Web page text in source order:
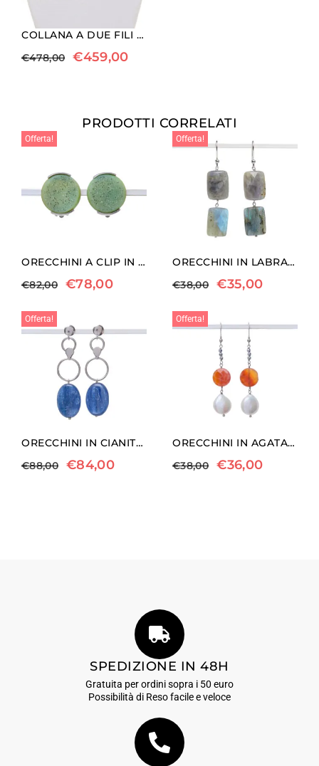
COLLANA A DUE FILI IN AMAZZONITE
€478,00 €459,00
PRODOTTI CORRELATI
Offerta!
ORECCHINI A CLIP IN AGATA CRISTALLIZZATA
€82,00 €78,00
Offerta!
ORECCHINI IN LABRADORITE ED ARGENTO
€38,00 €35,00
Offerta!
ORECCHINI IN CIANITE ED ARGENTO
€88,00 €84,00
Offerta!
ORECCHINI IN AGATA DI FUOCO E PERLE
€38,00 €36,00
SPEDIZIONE IN 48H
Gratuita per ordini sopra i 50 euro
Possibilità di Reso facile e veloce